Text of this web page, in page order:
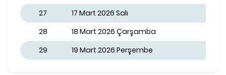
27
17 Mart 2026 Salı
28
18 Mart 2026 Çarşamba
29
19 Mart 2026 Perşembe